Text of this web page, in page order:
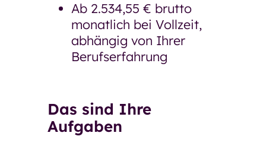
Arbeiten bei der GSW
Was uns ausmacht
Ausbildung und Umschulung
Ab 2.534,55 € brutto
monatlich bei Vollzeit,
abhängig von Ihrer
Berufserfahrung
Das sind Ihre
Aufgaben